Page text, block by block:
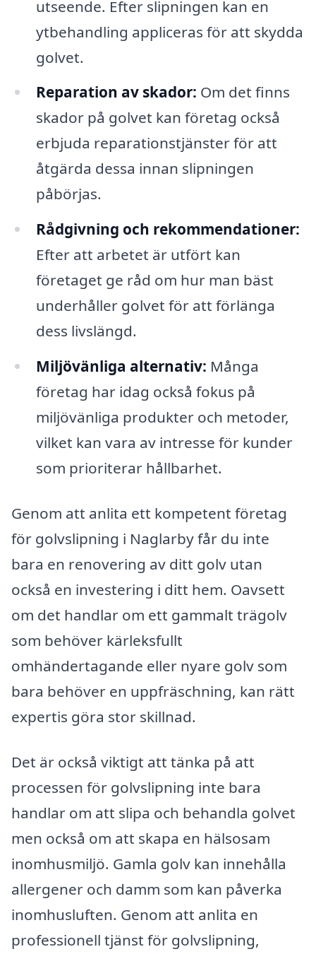
utseende. Efter slipningen kan en
ytbehandling appliceras för att skydda
golvet.
Reparation av skador: Om det finns
skador på golvet kan företag också
erbjuda reparationstjänster för att
åtgärda dessa innan slipningen
påbörjas.
Rådgivning och rekommendationer:
Efter att arbetet är utfört kan
företaget ge råd om hur man bäst
underhåller golvet för att förlänga
dess livslängd.
Miljövänliga alternativ: Många
företag har idag också fokus på
miljövänliga produkter och metoder,
vilket kan vara av intresse för kunder
som prioriterar hållbarhet.
Genom att anlita ett kompetent företag
för golvslipning i Naglarby får du inte
bara en renovering av ditt golv utan
också en investering i ditt hem. Oavsett
om det handlar om ett gammalt trägolv
som behöver kärleksfullt
omhändertagande eller nyare golv som
bara behöver en uppfräschning, kan rätt
expertis göra stor skillnad.
Det är också viktigt att tänka på att
processen för golvslipning inte bara
handlar om att slipa och behandla golvet
men också om att skapa en hälsosam
inomhusmiljö. Gamla golv kan innehålla
allergener och damm som kan påverka
inomhusluften. Genom att anlita en
professionell tjänst för golvslipning,